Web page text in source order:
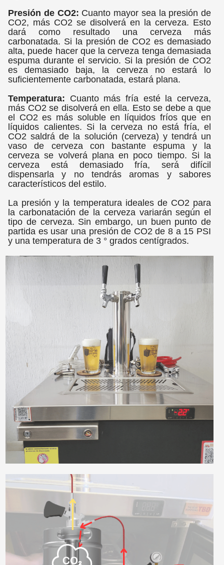
Presión de CO2: Cuanto mayor sea la presión de
CO2, más CO2 se disolverá en la cerveza. Esto
dará como resultado una cerveza más
carbonatada. Si la presión de CO2 es demasiado
alta, puede hacer que la cerveza tenga demasiada
espuma durante el servicio. Si la presión de CO2
es demasiado baja, la cerveza no estará lo
suficientemente carbonatada, estará plana.
Temperatura: Cuanto más fría esté la cerveza,
más CO2 se disolverá en ella. Esto se debe a que
el CO2 es más soluble en líquidos fríos que en
líquidos calientes. Si la cerveza no está fría, el
CO2 saldrá de la solución (cerveza) y tendrá un
vaso de cerveza con bastante espuma y la
cerveza se volverá plana en poco tiempo. Si la
cerveza está demasiado fría, será difícil
dispensarla y no tendrás aromas y sabores
característicos del estilo.
La presión y la temperatura ideales de CO2 para
la carbonatación de la cerveza variarán según el
tipo de cerveza. Sin embargo, un buen punto de
partida es usar una presión de CO2 de 8 a 15 PSI
y una temperatura de 3 ° grados centígrados.